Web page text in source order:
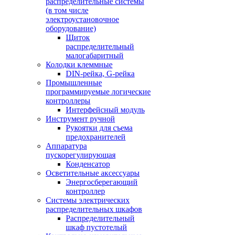
(в том числе
электроустановочное
оборудование)
Щиток
распределительный
малогабаритный
Колодки клеммные
DIN-рейка, G-рейка
Промышленные
программируемые логические
контроллеры
Интерфейсный модуль
Инструмент ручной
Рукоятки для съема
предохранителей
Аппаратура
пускорегулирующая
Конденсатор
Осветительные аксессуары
Энергосберегающий
контроллер
Системы электрических
распределительных шкафов
Распределительный
шкаф пустотелый